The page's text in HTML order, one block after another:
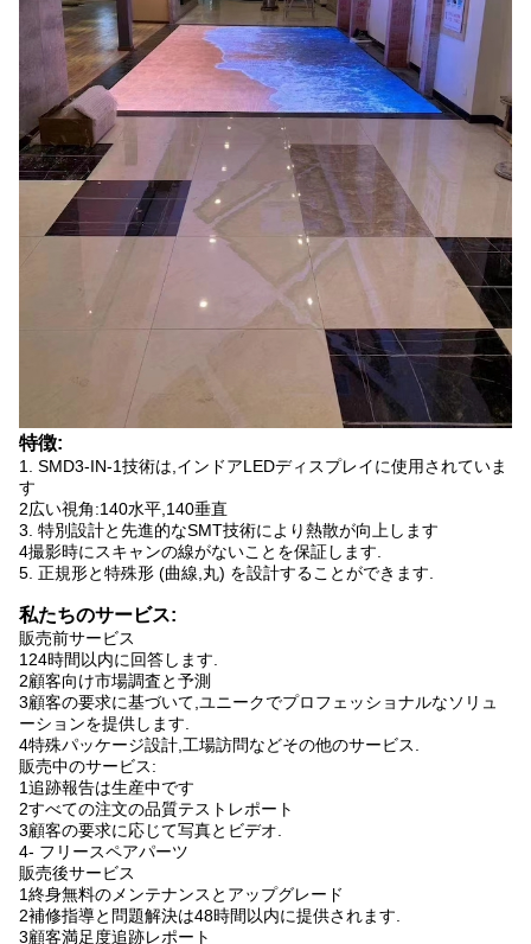
特徴:
1. SMD3-IN-1技術は,インドアLEDディスプレイに使用されていま
す
2広い視角:140水平,140垂直
3. 特別設計と先進的なSMT技術により熱散が向上します
4撮影時にスキャンの線がないことを保証します.
5. 正規形と特殊形 (曲線,丸) を設計することができます.
私たちのサービス:
販売前サービス
124時間以内に回答します.
2顧客向け市場調査と予測
3顧客の要求に基づいて,ユニークでプロフェッショナルなソリュ
ーションを提供します.
4特殊パッケージ設計,工場訪問などその他のサービス.
販売中のサービス:
1追跡報告は生産中です
2すべての注文の品質テストレポート
3顧客の要求に応じて写真とビデオ.
4- フリースペアパーツ
販売後サービス
1終身無料のメンテナンスとアップグレード
2補修指導と問題解決は48時間以内に提供されます.
3顧客満足度追跡レポート